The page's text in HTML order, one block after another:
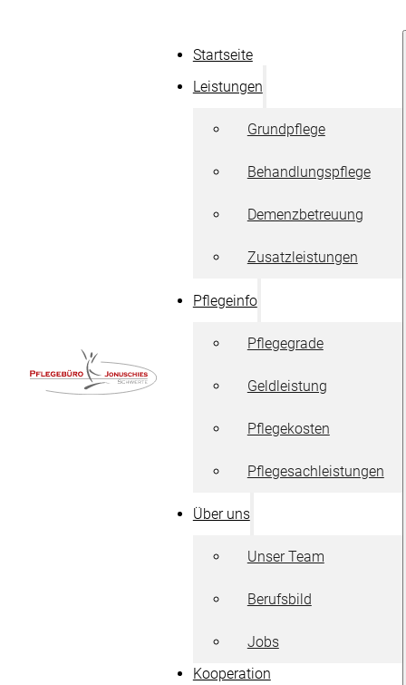
Startseite
Leistungen
Grundpflege
Behandlungspflege
Demenzbetreuung
Zusatzleistungen
Pflegeinfo
Pflegegrade
Geldleistung
Pflegekosten
Pflegesachleistungen
Über uns
Unser Team
Berufsbild
Jobs
Kooperation